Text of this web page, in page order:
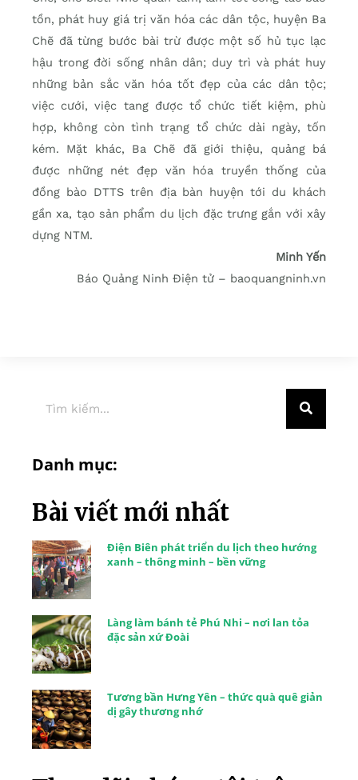
tồn, phát huy giá trị văn hóa các dân tộc, huyện Ba
Chẽ đã từng bước bài trừ được một số hủ tục lạc
hậu trong đời sống nhân dân; duy trì và phát huy
những bản sắc văn hóa tốt đẹp của các dân tộc;
việc cưới, việc tang được tổ chức tiết kiệm, phù
hợp, không còn tình trạng tổ chức dài ngày, tốn
kém. Mặt khác, Ba Chẽ đã giới thiệu, quảng bá
được những nét đẹp văn hóa truyền thống của
đồng bào DTTS trên địa bàn huyện tới du khách
gần xa, tạo sản phẩm du lịch đặc trưng gắn với xây
dựng NTM.
Minh Yến
Báo Quảng Ninh Điện tử – baoquangninh.vn
Danh mục:
Bài viết mới nhất
Điện Biên phát triển du lịch theo hướng
xanh – thông minh – bền vững
Làng làm bánh tẻ Phú Nhi – nơi lan tỏa
đặc sản xứ Đoài
Tương bần Hưng Yên – thức quà quê giản
dị gây thương nhớ